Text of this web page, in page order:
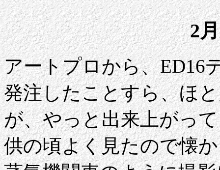
2
アートプロから、ED16
発注したことすら、ほ
が、やっと出来上がっ
供の頃よく見たので懐